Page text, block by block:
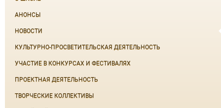
АНОНСЫ
НОВОСТИ
КУЛЬТУРНО-ПРОСВЕТИТЕЛЬСКАЯ ДЕЯТЕЛЬНОСТЬ
УЧАСТИЕ В КОНКУРСАХ И ФЕСТИВАЛЯХ
ПРОЕКТНАЯ ДЕЯТЕЛЬНОСТЬ
ТВОРЧЕСКИЕ КОЛЛЕКТИВЫ